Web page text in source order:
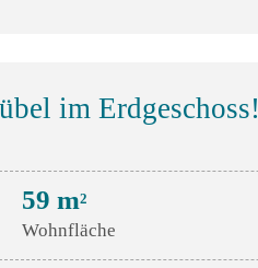
im Erdgeschoss!
59 m2
Wohnfläche